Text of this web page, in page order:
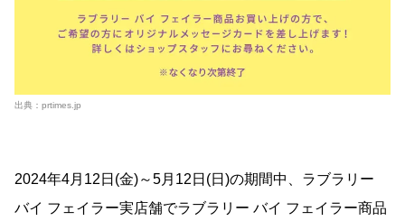
出典： prtimes.jp
2024年4月12日(金)～5月12日(日)の期間中、ラブラリー
バイ フェイラー実店舗でラブラリー バイ フェイラー商品